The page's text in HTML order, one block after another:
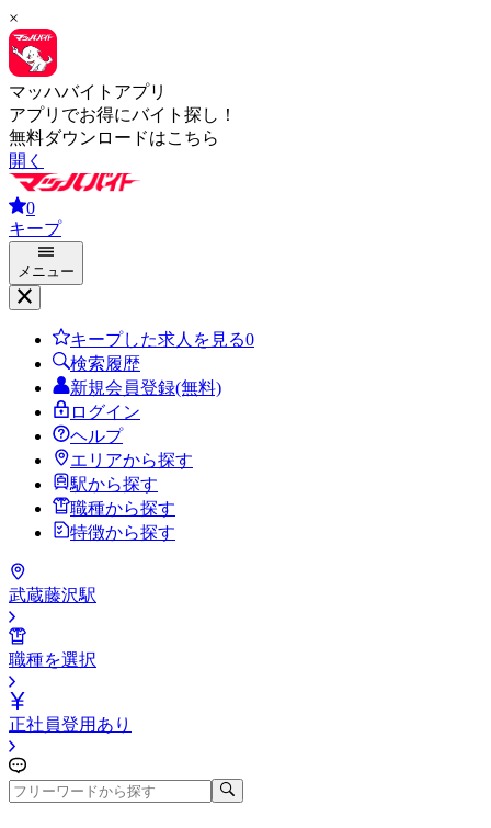
×
マッハバイトアプリ
アプリでお得にバイト探し！
無料ダウンロードはこちら
開く
0
キープ
メニュー
キープした求人を見る0
検索履歴
新規会員登録(無料)
ログイン
ヘルプ
エリアから探す
駅から探す
職種から探す
特徴から探す
武蔵藤沢駅
職種を選択
正社員登用あり